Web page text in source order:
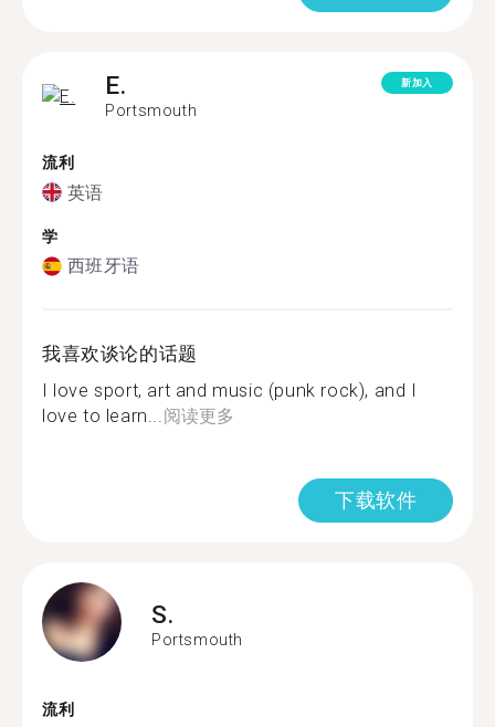
E.
Portsmouth
新加入
流利
英语
学
西班牙语
我喜欢谈论的话题
I love sport, art and music (punk rock), and I
love to learn...阅读更多
下载软件
S.
Portsmouth
流利